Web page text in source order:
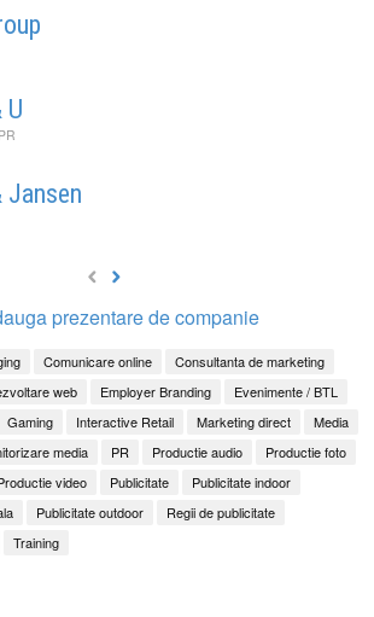
U
PR
Jansen
prezentare de companie
Comunicare online
Consultanta de marketing
web Employer Branding
Evenimente / BTL
Gaming Interactive Retail Marketing direct
Media
media PR Productie audio
Productie foto
video Publicitate
Publicitate indoor
Publicitate outdoor
Regii de publicitate
Training